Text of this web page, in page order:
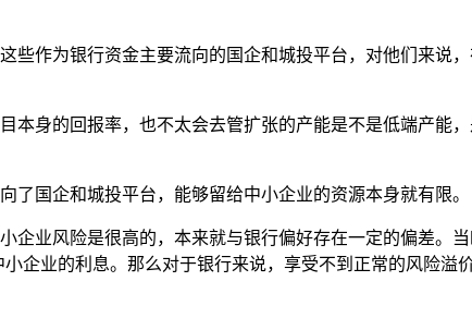
些作为银行资金主要流向的国企和城投平台，对他们来说
本身的回报率，也不太会去管扩张的产能是不是低端产能
国企和城投平台，能够留给中小企业的资源本身就有限。
企业风险是很高的，本来就与银行偏好存在一定的偏差。
企业的利息。那么对于银行来说，享受不到正常的风险